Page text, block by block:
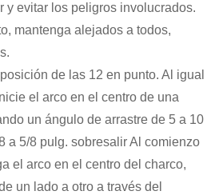
y evitar los peligros involucrados.
mantenga alejados a todos,
de las 12 en punto. Al igual
el arco en el centro de una
un ángulo de arrastre de 5 a 10
a 5/8 pulg. sobresalir Al comienzo
el arco en el centro del charco,
un lado a otro a través del